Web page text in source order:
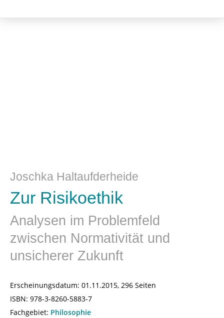
Joschka Haltaufderheide
Zur Risikoethik
Analysen im Problemfeld
zwischen Normativität und
unsicherer Zukunft
Erscheinungsdatum: 01.11.2015, 296 Seiten
ISBN: 978-3-8260-5883-7
Fachgebiet: Philosophie